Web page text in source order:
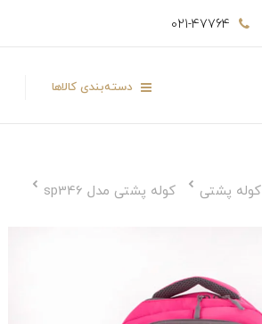
021-47764
دسته‌بندی کالاها
کوله پشتی کوله پشتی مدل sp346